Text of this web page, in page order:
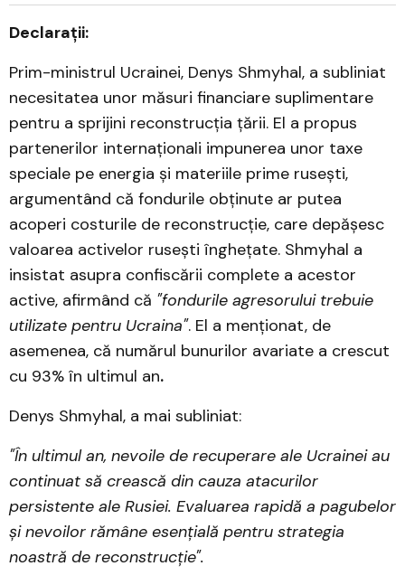
Declarații:
Prim-ministrul Ucrainei, Denys Shmyhal, a subliniat
necesitatea unor măsuri financiare suplimentare
pentru a sprijini reconstrucția țării. El a propus
partenerilor internaționali impunerea unor taxe
speciale pe energia și materiile prime rusești,
argumentând că fondurile obținute ar putea
acoperi costurile de reconstrucție, care depășesc
valoarea activelor rusești înghețate. Shmyhal a
insistat asupra confiscării complete a acestor
active, afirmând că "fondurile agresorului trebuie
utilizate pentru Ucraina". El a menționat, de
asemenea, că numărul bunurilor avariate a crescut
cu 93% în ultimul an.
Denys Shmyhal, a mai subliniat:
"În ultimul an, nevoile de recuperare ale Ucrainei au
continuat să crească din cauza atacurilor
persistente ale Rusiei. Evaluarea rapidă a pagubelor
și nevoilor rămâne esențială pentru strategia
noastră de reconstrucție".